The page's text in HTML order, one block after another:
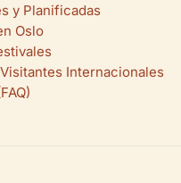
y Planificadas
Oslo
Internacionales